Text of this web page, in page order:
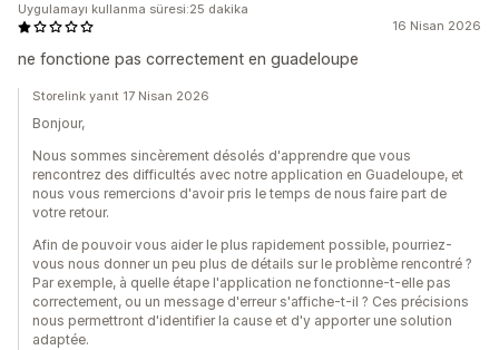
16 Nisan 2026
ne fonctione pas correctement en guadeloupe
Uygulamayı kullanma süresi:25 dakika
Storelink yanıt 17 Nisan 2026
Bonjour,
Nous sommes sincèrement désolés d'apprendre que vous
rencontrez des difficultés avec notre application en Guadeloupe, et
nous vous remercions d'avoir pris le temps de nous faire part de
votre retour.
Afin de pouvoir vous aider le plus rapidement possible, pourriez-
vous nous donner un peu plus de détails sur le problème rencontré ?
Par exemple, à quelle étape l'application ne fonctionne-t-elle pas
correctement, ou un message d'erreur s'affiche-t-il ? Ces précisions
nous permettront d'identifier la cause et d'y apporter une solution
adaptée.